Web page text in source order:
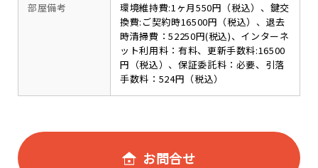
部屋備考
環境維持費:1ヶ月550円（税込）、鍵交
換費:ご契約時16500円（税込）、退去
時清掃費：52250円(税込)、インターネ
ット利用料：有料、更新手数料:16500
円（税込）、保証委託料：必要、引落
手数料：524円（税込）
お問合せ